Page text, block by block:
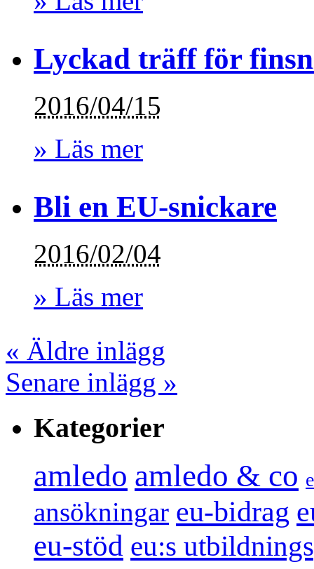
Lyckad träff för
2016/04/15
» Läs mer
Bli en EU-snickare
2016/02/04
» Läs mer
« Äldre inlägg
Senare inlägg »
Kategorier
amledo amledo & co
ansökningar eu-bidrag
eu-stöd eu:s